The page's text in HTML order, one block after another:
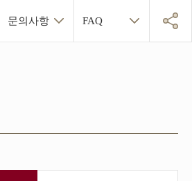
문의사항 FAQ